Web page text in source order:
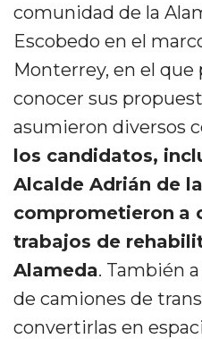
comunidad de la
Escobedo en el
Monterrey, en el que
conocer sus
asumieron diversos
los candidatos,
Alcalde Adrián de
comprometieron a
trabajos de
Alameda. También
de camiones de
convertirlas en